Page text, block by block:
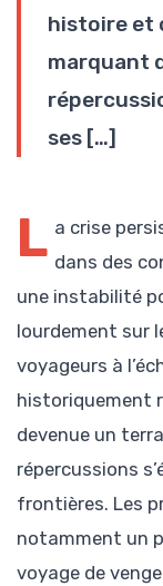
histoire et
marquant
ses […]
L a crise
dans des
une instabilité
lourdement sur
voyageurs à
historiquement
devenue un
répercussions
frontières. Les
notamment un
voyage de